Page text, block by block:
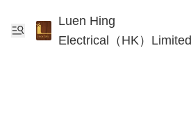
Luen Hing
Electrical（HK）Limited